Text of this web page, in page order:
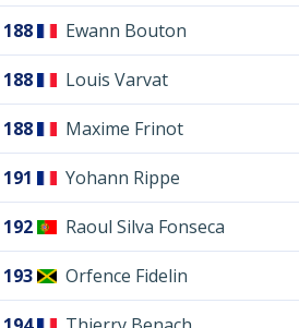
188 Ewann Bouton
188 Louis Varvat
188 Maxime Frinot
191 Yohann Rippe
192 Raoul Silva Fonseca
193 Orfence Fidelin